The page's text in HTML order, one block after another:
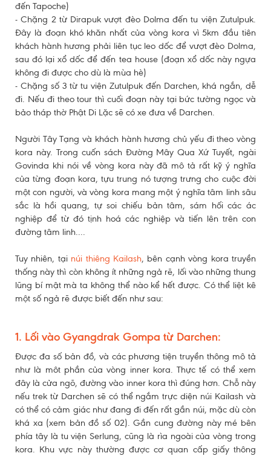
đến Tapoche)
- Chặng 2 từ Dirapuk vượt đèo Dolma đến tu viện Zutulpuk.
Đây là đoạn khó khăn nhất của vòng kora vì 5km đầu tiên
khách hành hương phải liên tục leo dốc để vượt đèo Dolma,
sau đó lại xổ dốc để đến tea house (đoạn xổ dốc này ngựa
không đi được cho dù là mùa hè)
- Chặng số 3 từ tu viện Zutulpuk đến Darchen, khá ngắn, dễ
đi. Nếu đi theo tour thì cuối đoạn này tại bức tường ngọc và
bảo tháp thờ Phật Di Lặc sẽ có xe đưa về Darchen.
Người Tây Tạng và khách hành hương chủ yếu đi theo vòng
kora này. Trong cuốn sách Đường Mây Qua Xứ Tuyết, ngài
Govinda khi nói về vòng kora này đã mô tả rất kỹ ý nghĩa
của từng đoạn kora, tựu trung nó tượng trưng cho cuộc đời
một con người, và vòng kora mang một ý nghĩa tâm linh sâu
sắc là hồi quang, tự soi chiếu bản tâm, sám hối các ác
nghiệp để từ đó tịnh hoá các nghiệp và tiến lên trên con
đường tâm linh....
Tuy nhiên, tại núi thiêng Kailash, bên cạnh vòng kora truyền
thống này thì còn không ít những ngả rẽ, lối vào những thung
lũng bí mật mà ta không thể nào kể hết được. Có thể liệt kê
một số ngả rẽ được biết đến như sau:
1. Lối vào Gyangdrak Gompa từ Darchen:
Được đa số bản đồ, và các phương tiện truyền thông mô tả
như là môt phần của vòng inner kora. Thực tế có thể xem
đây là cửa ngõ, đường vào inner kora thì đúng hơn. Chỗ này
nếu trek từ Darchen sẽ có thể ngắm trực diện núi Kailash và
có thể có cảm giác như đang đi đến rất gần núi, mặc dù còn
khá xa (xem bản đồ số 02). Gần cung đường này mé bên
phía tây là tu viện Serlung, cũng là rìa ngoài của vòng trong
kora. Khu vực này thường được cơ quan cấp giấy thông